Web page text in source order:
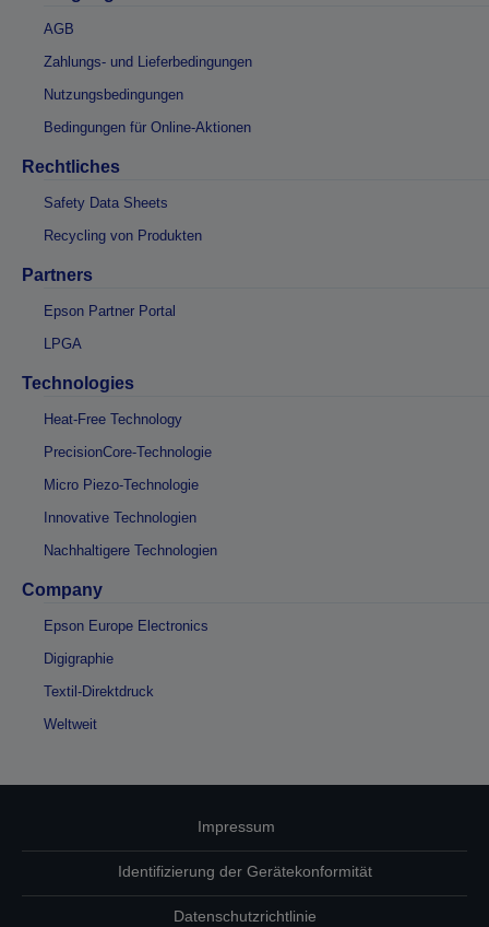
AGB
Zahlungs- und Lieferbedingungen
Nutzungsbedingungen
Bedingungen für Online-Aktionen
Rechtliches
Safety Data Sheets
Recycling von Produkten
Partners
Epson Partner Portal
LPGA
Technologies
Heat-Free Technology
PrecisionCore-Technologie
Micro Piezo-Technologie
Innovative Technologien
Nachhaltigere Technologien
Company
Epson Europe Electronics
Digigraphie
Textil-Direktdruck
Weltweit
Impressum
Identifizierung der Gerätekonformität
Datenschutzrichtlinie